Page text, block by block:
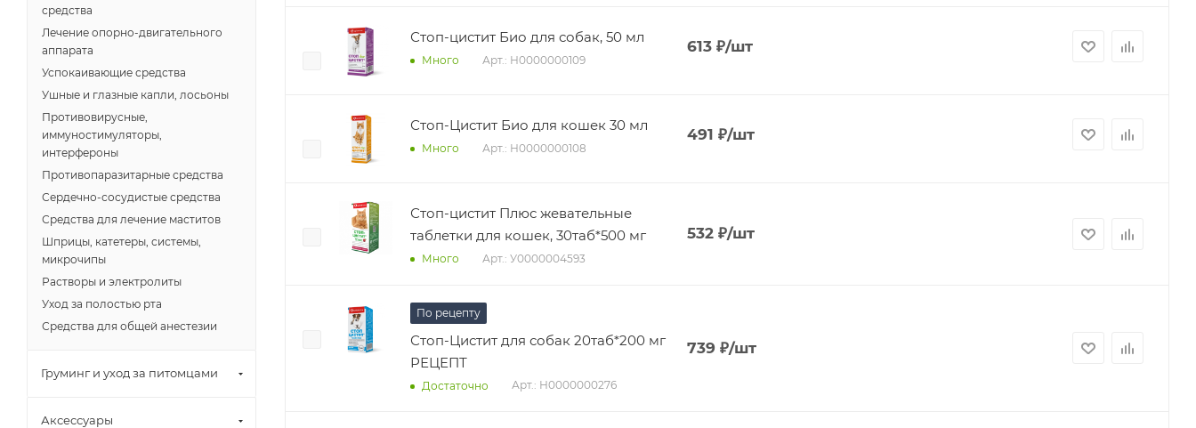
Стоп-цистит Био для собак, 50 мл
Много Арт.: Н0000000109
613₽/шт
Стоп-Цистит Био для кошек 30 мл
Много Арт.: Н0000000108
491 ₽/шт
Стоп-цистит Плюс жевательные
таблетки для кошек, 30таб*500 мг
Много Арт.: У0000004593
532₽/шт
По рецепту
Стоп-Цистит для собак 20таб*200 мг
РЕЦЕПТ
Достаточно Арт.: Н0000000276
739 ₽/шт
средства
Лечение опорно-двигательного
аппарата
Успокаивающие средства
Ушные и глазные капли, лосьоны
Противовирусные,
иммуностимуляторы,
интерфероны
Противопаразитарные средства
Сердечно-сосудистые средства
Средства для лечение маститов
Шприцы, катетеры, системы,
микрочипы
Растворы и электролиты
Уход за полостью рта
Средства для общей анестезии
Груминг и уход за питомцами
Аксессуары